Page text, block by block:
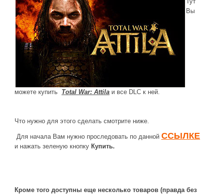
ДРУГИЕ ИГРЫ
Серия игр Mount and Blade
Вселенные Warhammer
Warhammer 40.000: Dawn of War
Серия игр «История войн»
Серия игр «King Arthur»
Творчество СиЧевиков
Блоги о рыбалке
Загадки и тайны истории
Вы
можете купить Total War: Attila и все DLC к ней.
Что нужно для этого сделать смотрите ниже.
Для начала Вам нужно проследовать по данной ССЫЛКЕ
и нажать зеленую кнопку Купить.
Кроме того доступны еще несколько товаров (правда без